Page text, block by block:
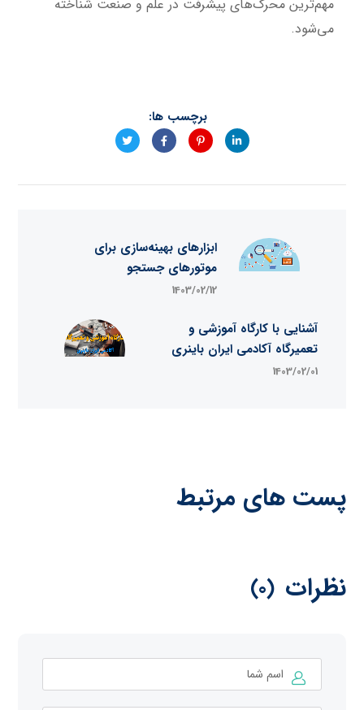
مهم‌ترین محرک‌های پیشرفت در علم و صنعت شناخته
می‌شود.
برچسب ها:
ابزارهای بهینه‌سازی برای
موتورهای جستجو
1403/02/12
آشنایی با کارگاه آموزشی و
تعمیرگاه آکادمی ایران باینری
1403/02/01
پست های مرتبط
نظرات (0)